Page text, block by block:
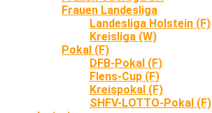
Frauen Landesliga
Landesliga Holstein (F)
Kreisliga (W)
Pokal (F)
DFB-Pokal (F)
Flens-Cup (F)
Kreispokal (F)
SHFV-LOTTO-Pokal (F)